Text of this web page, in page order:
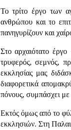
Το τρίτο έργο των
ανθρώπου και το
πανηγυρίζουν και
Στο αρχαιότατο
τρυφερός, σεμνός,
εκκλησίας μας
διαφορετικά
πόνους, συμπάσχει με
Εκτός όμως από το
εκκλησιών. Στη